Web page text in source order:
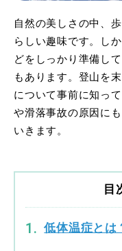
自然の美しさの中、
らしい趣味です。し
どをしっかり準備し
もあります。登山を
について事前に知っ
や滑落事故の原因に
いきます。
目
低体温症とは